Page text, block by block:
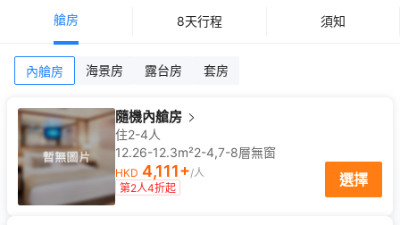
艙房 8天行程 須知
內艙房 海景房 露台房 套房
隨機內艙房
住2-4人
12.26-12.3m²2-4,7-8層無窗
HKD 4,111+/人
第2人4折起
選擇